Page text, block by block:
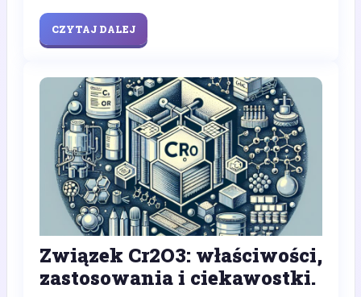
CZYTAJ DALEJ
Związek Cr2O3: właściwości,
zastosowania i ciekawostki.